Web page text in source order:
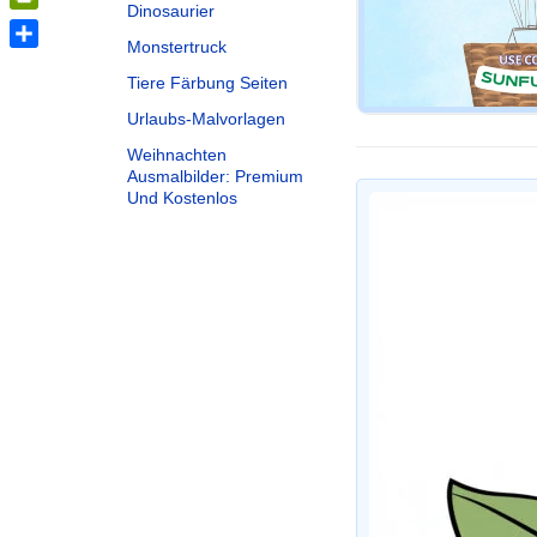
Dinosaurier
Monstertruck
Tiere Färbung Seiten
Urlaubs-Malvorlagen
Weihnachten
Ausmalbilder: Premium
Und Kostenlos
PrintFriendly